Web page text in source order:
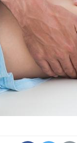
gâche-t-
jours de
Fortes
noyade